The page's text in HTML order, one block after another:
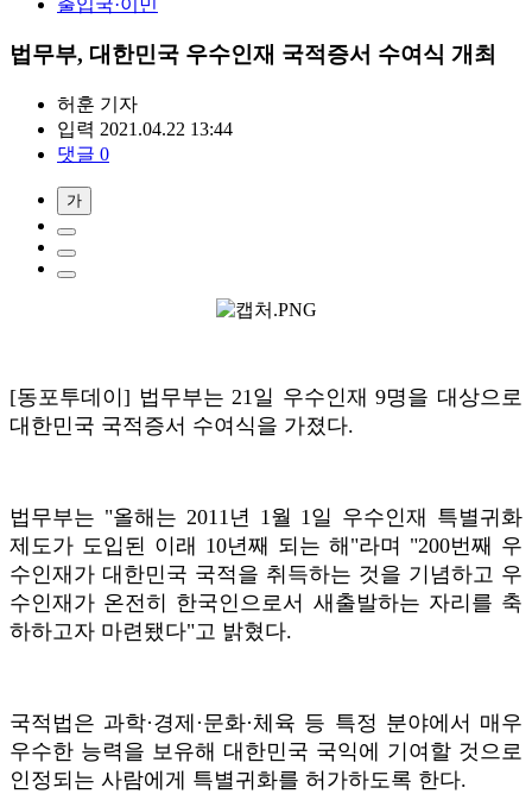
법무부, 대한민국 우수인재 국적증서 수여식 개최
허훈 기자
입력 2021.04.22 13:44
댓글 0
가
[동포투데이] 법무부는 21일 우수인재 9명을 대상으로
대한민국 국적증서 수여식을 가졌다.
법무부는 "올해는 2011년 1월 1일 우수인재 특별귀화
제도가 도입된 이래 10년째 되는 해"라며 "200번째 우
수인재가 대한민국 국적을 취득하는 것을 기념하고 우
수인재가 온전히 한국인으로서 새출발하는 자리를 축
하하고자 마련됐다"고 밝혔다.
국적법은 과학·경제·문화·체육 등 특정 분야에서 매우
우수한 능력을 보유해 대한민국 국익에 기여할 것으로
인정되는 사람에게 특별귀화를 허가하도록 한다.